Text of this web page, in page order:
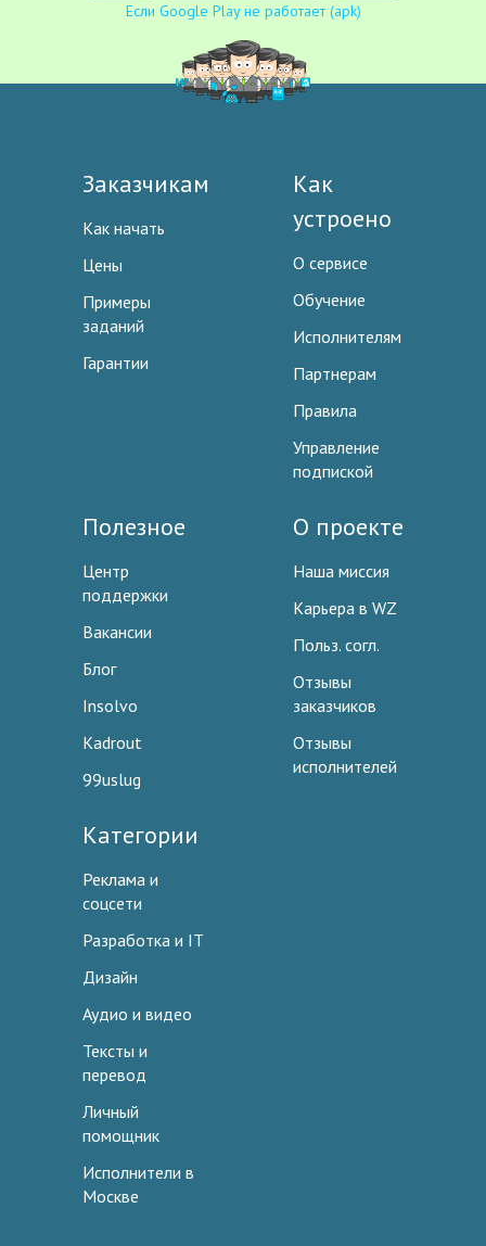
Если Google Play не работает (apk)
Заказчикам
Как начать
Цены
Примеры
заданий
Гарантии
Как
устроено
О сервисе
Обучение
Исполнителям
Партнерам
Правила
Управление
подпиской
Полезное
Центр
поддержки
Вакансии
Блог
Insolvo
Kadrout
99uslug
О проекте
Наша миссия
Карьера в WZ
Польз. согл.
Отзывы
заказчиков
Отзывы
исполнителей
Категории
Реклама и
соцсети
Разработка и IT
Дизайн
Аудио и видео
Тексты и
перевод
Личный
помощник
Исполнители в
Москве